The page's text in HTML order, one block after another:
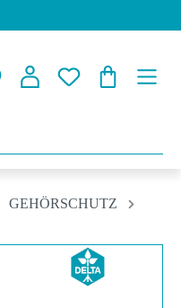
GEHÖRSCHUTZ